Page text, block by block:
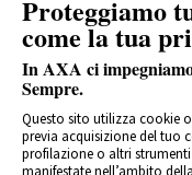
Proteggiamo
come la tua
In AXA ci
Sempre.
Questo sito utilizza cookie
previa acquisizione del tuo
profilazione o altri
manifestate nell’ambito
dati ANIA, l’impossibilità
Il preventivo ha una durata
è stato emesso ed è
momento della sua
privo di effetti, qualora al
parte del cliente, il
sostituito da una nuova
axa.it